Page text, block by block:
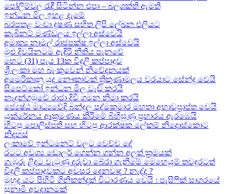
පෝලිම්වල රැඳී සිටින්න එපා – බලශක්ති ඇමති
ඉන්ධන මිල ඉහළ දැමේ
බරපතළ වංචා දූෂණ සහිත ලිපි ලේඛන එලියට
කැබිනට් මණ්ඩලය ඉල්ලා අස්වෙයි
අමාත්‍ය නාමල් රාජපක්ෂ ඉල්ලා අස්වෙයි
මුළු දිවයිනටම ඇඳිරි නීතිය පැනවේ
හෙට (31) පැය 13ක විදුලි කප්පාදුව
ශ්‍රී ලංකා මහ බැංකුවෙන් නිවේදනයක්
අමෙරිකානු යුද නෞකාවක් ත්‍රිකුණාමලය වරයාට සේන්දු වෙයි
සිපෙට්කෝ ඉන්ධන මිල වැඩි කරයි
නැදුන්ගමුවේ රාජා දිවි ගමන නිමා කරයි
ජ්‍යෙෂ්ඨ මාධ්‍යවේදි බන්දුල පද්මකුමාර මහතා අභාවප්‍රාප්ත වෙයි
යුක්රේනය ආක්‍රමණය කිරීමේ බිහිසුණු ප්‍රහාරය ඇරඹෙයි
හිටපු පොලිස්පති සහ හිටපු ආරක්ෂක ලේකම් නිදොස්කොට
නිදහස්
ලංකාවේ ඉන්ටනෙට් වලට වෙච්ච දේ
රටට අවශ්‍ය ඩොලර් ගෙන්න ගන්න අලුත් ක්‍රමයක්
ගැඹුරු ළිදට වැටුණු දරුවා බේරා ගැනීමේ මෙහෙයුම් තවදුරටත්
විදුලි කප්පාදුවකට අවසර දෙනවාද ? නැද්ද ?
මුහුද යට පිහිටි ගිනිකන්දක් විධාරණය වෙයි : පැසිෆික් සාගරයේ
සුනාමි අවදානමක්